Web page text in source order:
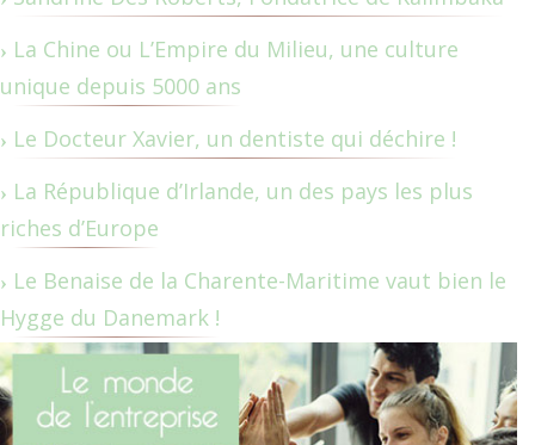
La Chine ou L’Empire du Milieu, une culture
unique depuis 5000 ans
Le Docteur Xavier, un dentiste qui déchire !
La République d’Irlande, un des pays les plus
riches d’Europe
Le Benaise de la Charente-Maritime vaut bien le
Hygge du Danemark !